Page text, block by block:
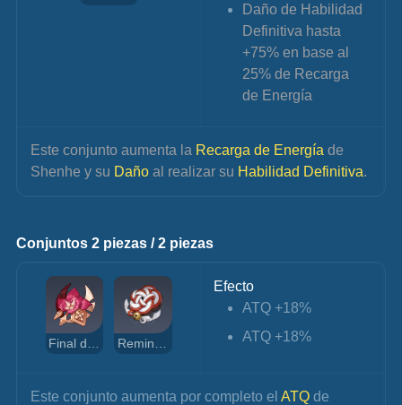
Daño de Habilidad
Definitiva hasta
+75% en base al
25% de Recarga
de Energía
Este conjunto aumenta la Recarga de Energía de
Shenhe y su Daño al realizar su Habilidad Definitiva.
Conjuntos 2 piezas / 2 piezas
Efecto
ATQ +18%
ATQ +18%
Este conjunto aumenta por completo el ATQ de